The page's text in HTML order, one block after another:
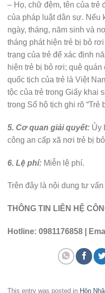
– Họ, chữ đệm, tên của trẻ
của pháp luật dân sự. Nếu
ngày, tháng, năm sinh và
tháng phát hiện trẻ bị bỏ
trạng của trẻ để xác định
hiện trẻ bị bỏ rơi; quê
quốc tịch của trẻ là Việt
tộc của trẻ trong Giấy khai
trong Sổ hộ tịch ghi rõ “Trẻ
5. Cơ quan giải quyết: Ủy
công an cấp xã nơi trẻ bị
6. Lệ phí: Miễn lệ phí.
Trên đây là nội dung tư
THÔNG TIN LIÊN HỆ
Hotline: 0981176858 |
This entry was posted in Hôn